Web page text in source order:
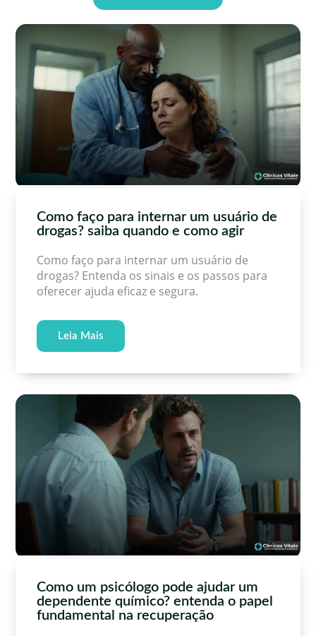
Como faço para internar um usuário de
drogas? saiba quando e como agir
Como faço para internar um usuário de
drogas? Entenda os sinais e os passos para
oferecer ajuda eficaz e segura.
Leia Mais
Como um psicólogo pode ajudar um
dependente químico? entenda o papel
fundamental na recuperação